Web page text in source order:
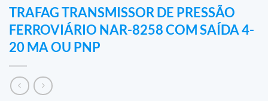
TRAFAG TRANSMISSOR DE PRESSÃO
FERROVIÁRIO NAR-8258 COM SAÍDA 4-
20 MA OU PNP